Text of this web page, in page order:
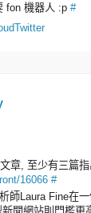
fon 機器人 :p #
章, 至少有三篇
16066 #
師Laura Fine在